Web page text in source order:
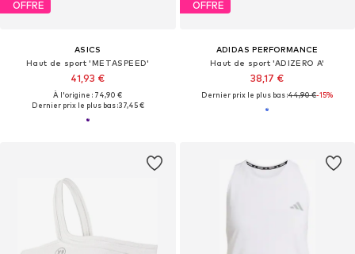
OFFRE
ASICS
Haut de sport 'METASPEED'
41,93 €
À l'origine : 74,90 €
Dernier prix le plus bas :37,45 €
OFFRE
ADIDAS PERFORMANCE
Haut de sport 'ADIZERO A'
38,17 €
Dernier prix le plus bas :44,90 €-15%